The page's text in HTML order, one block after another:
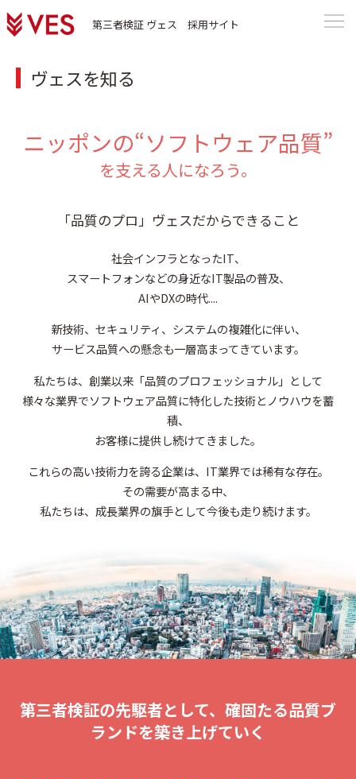
第三者検証 ヴェス 採用サイト
ヴェスを知る
ニッポンの“ソフトウェア品質”
を支える人になろう。
「品質のプロ」ヴェスだからできること
社会インフラとなったIT、
スマートフォンなどの身近なIT製品の普及、
AIやDXの時代....
新技術、セキュリティ、システムの複雑化に伴い、
サービス品質への懸念も一層高まってきています。
私たちは、創業以来「品質のプロフェッショナル」として
様々な業界でソフトウェア品質に特化した技術とノウハウを蓄
積、
お客様に提供し続けてきました。
これらの高い技術力を誇る企業は、IT業界では稀有な存在。
その需要が高まる中、
私たちは、成長業界の旗手として今後も走り続けます。
第三者検証の先駆者として、確固たる品質ブ
ランドを築き上げていく